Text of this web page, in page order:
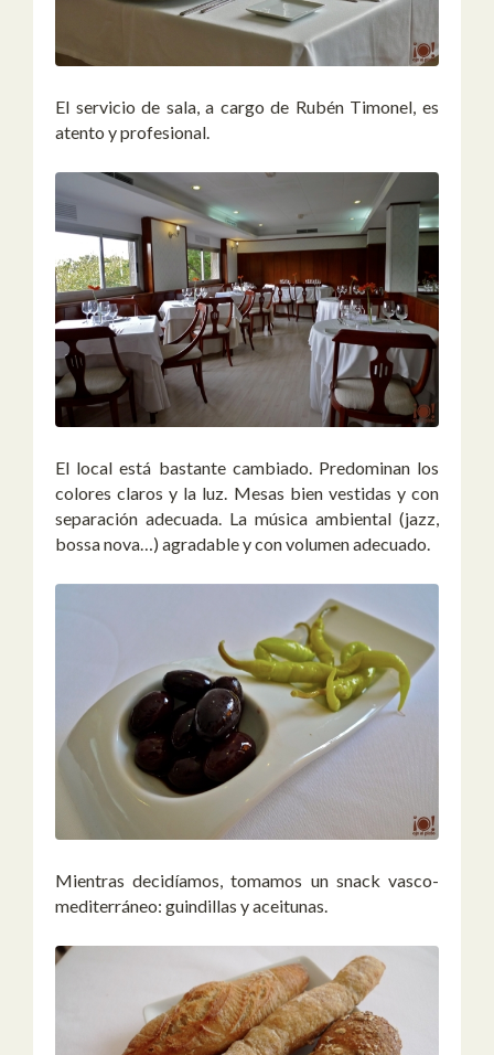
El servicio de sala, a cargo de Rubén Timonel, es
atento y profesional.
El local está bastante cambiado. Predominan los
colores claros y la luz. Mesas bien vestidas y con
separación adecuada. La música ambiental (jazz,
bossa nova…) agradable y con volumen adecuado.
Mientras decidíamos, tomamos un snack vasco-
mediterráneo: guindillas y aceitunas.